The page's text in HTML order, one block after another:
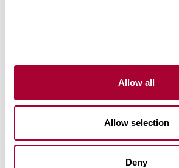
Allow all
Allow selection
Deny